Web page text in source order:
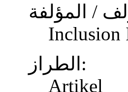
Inclusion
الطراز:
Artikel